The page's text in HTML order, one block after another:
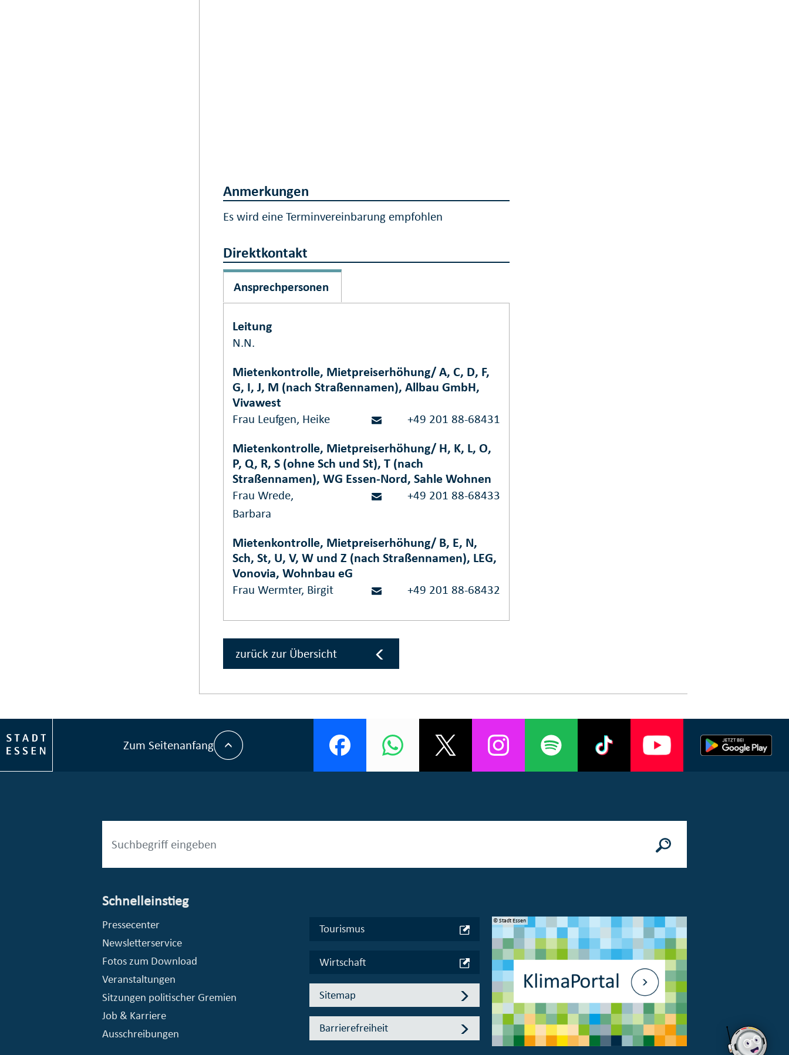
Anmerkungen
Es wird eine Terminvereinbarung empfohlen
Direktkontakt
Ansprechpersonen
Leitung
N.N.
Mietenkontrolle, Mietpreiserhöhung/ A, C, D, F,
G, I, J, M (nach Straßennamen), Allbau GmbH,
Vivawest
Frau Leufgen, Heike +49 201 88-68431
Mietenkontrolle, Mietpreiserhöhung/ H, K, L, O,
P, Q, R, S (ohne Sch und St), T (nach
Straßennamen), WG Essen-Nord, Sahle Wohnen
Frau Wrede,
Barbara
+49 201 88-68433
Mietenkontrolle, Mietpreiserhöhung/ B, E, N,
Sch, St, U, V, W und Z (nach Straßennamen), LEG,
Vonovia, Wohnbau eG
Frau Wermter, Birgit +49 201 88-68432
zurück zur Übersicht
Zum Seitenanfang
Schnelleinstieg
Pressecenter
Newsletterservice
Fotos zum Download
Veranstaltungen
Sitzungen politischer Gremien
Job & Karriere
Ausschreibungen
Tourismus
Wirtschaft
Sitemap
Barrierefreiheit
© Stadt Essen, Presse- und Kommunikationsamt © Stadt Essen